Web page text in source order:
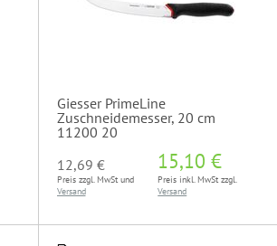
Giesser PrimeLine
Zuschneidemesser, 20 cm
11200 20
12,69 €
Preis zzgl. MwSt und
Versand
15,10 €
Preis inkl. MwSt zzgl.
Versand